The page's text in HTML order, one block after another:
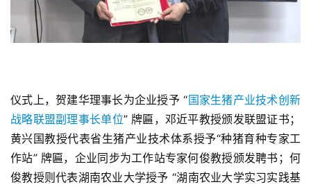
仪式上，贺建华理事长为企业授予 “国家生猪产业技术创新
战略联盟副理事长单位” 牌匾，邓近平教授颁发联盟证书；
黄兴国教授代表省生猪产业技术体系授予“种猪育种专家工
作站” 牌匾，企业同步为工作站专家何俊教授颁发聘书；何
俊教授则代表湖南农业大学授予 “湖南农业大学实习实践基